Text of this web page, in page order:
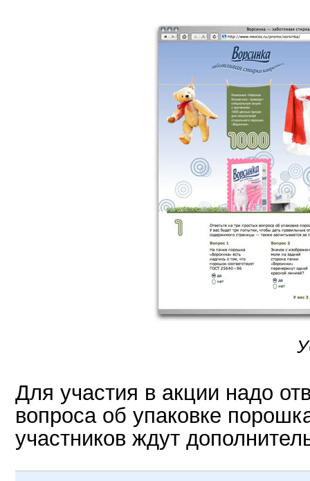
Для участия в акции надо
вопроса об упаковке
участников ждут